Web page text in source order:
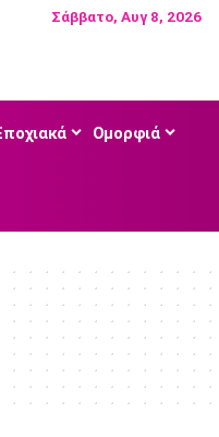
Σάββατο, Αυγ 8, 2026
Ομορφιά